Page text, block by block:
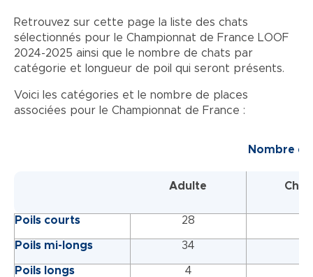
Retrouvez sur cette page la liste des chats
sélectionnés pour le Championnat de France LOOF
2024-2025 ainsi que le nombre de chats par
catégorie et longueur de poil qui seront présents.
Voici les catégories et le nombre de places
associées pour le Championnat de France :
Nombre
Adulte
Poils courts 28
Poils mi-longs 34
Poils longs 4